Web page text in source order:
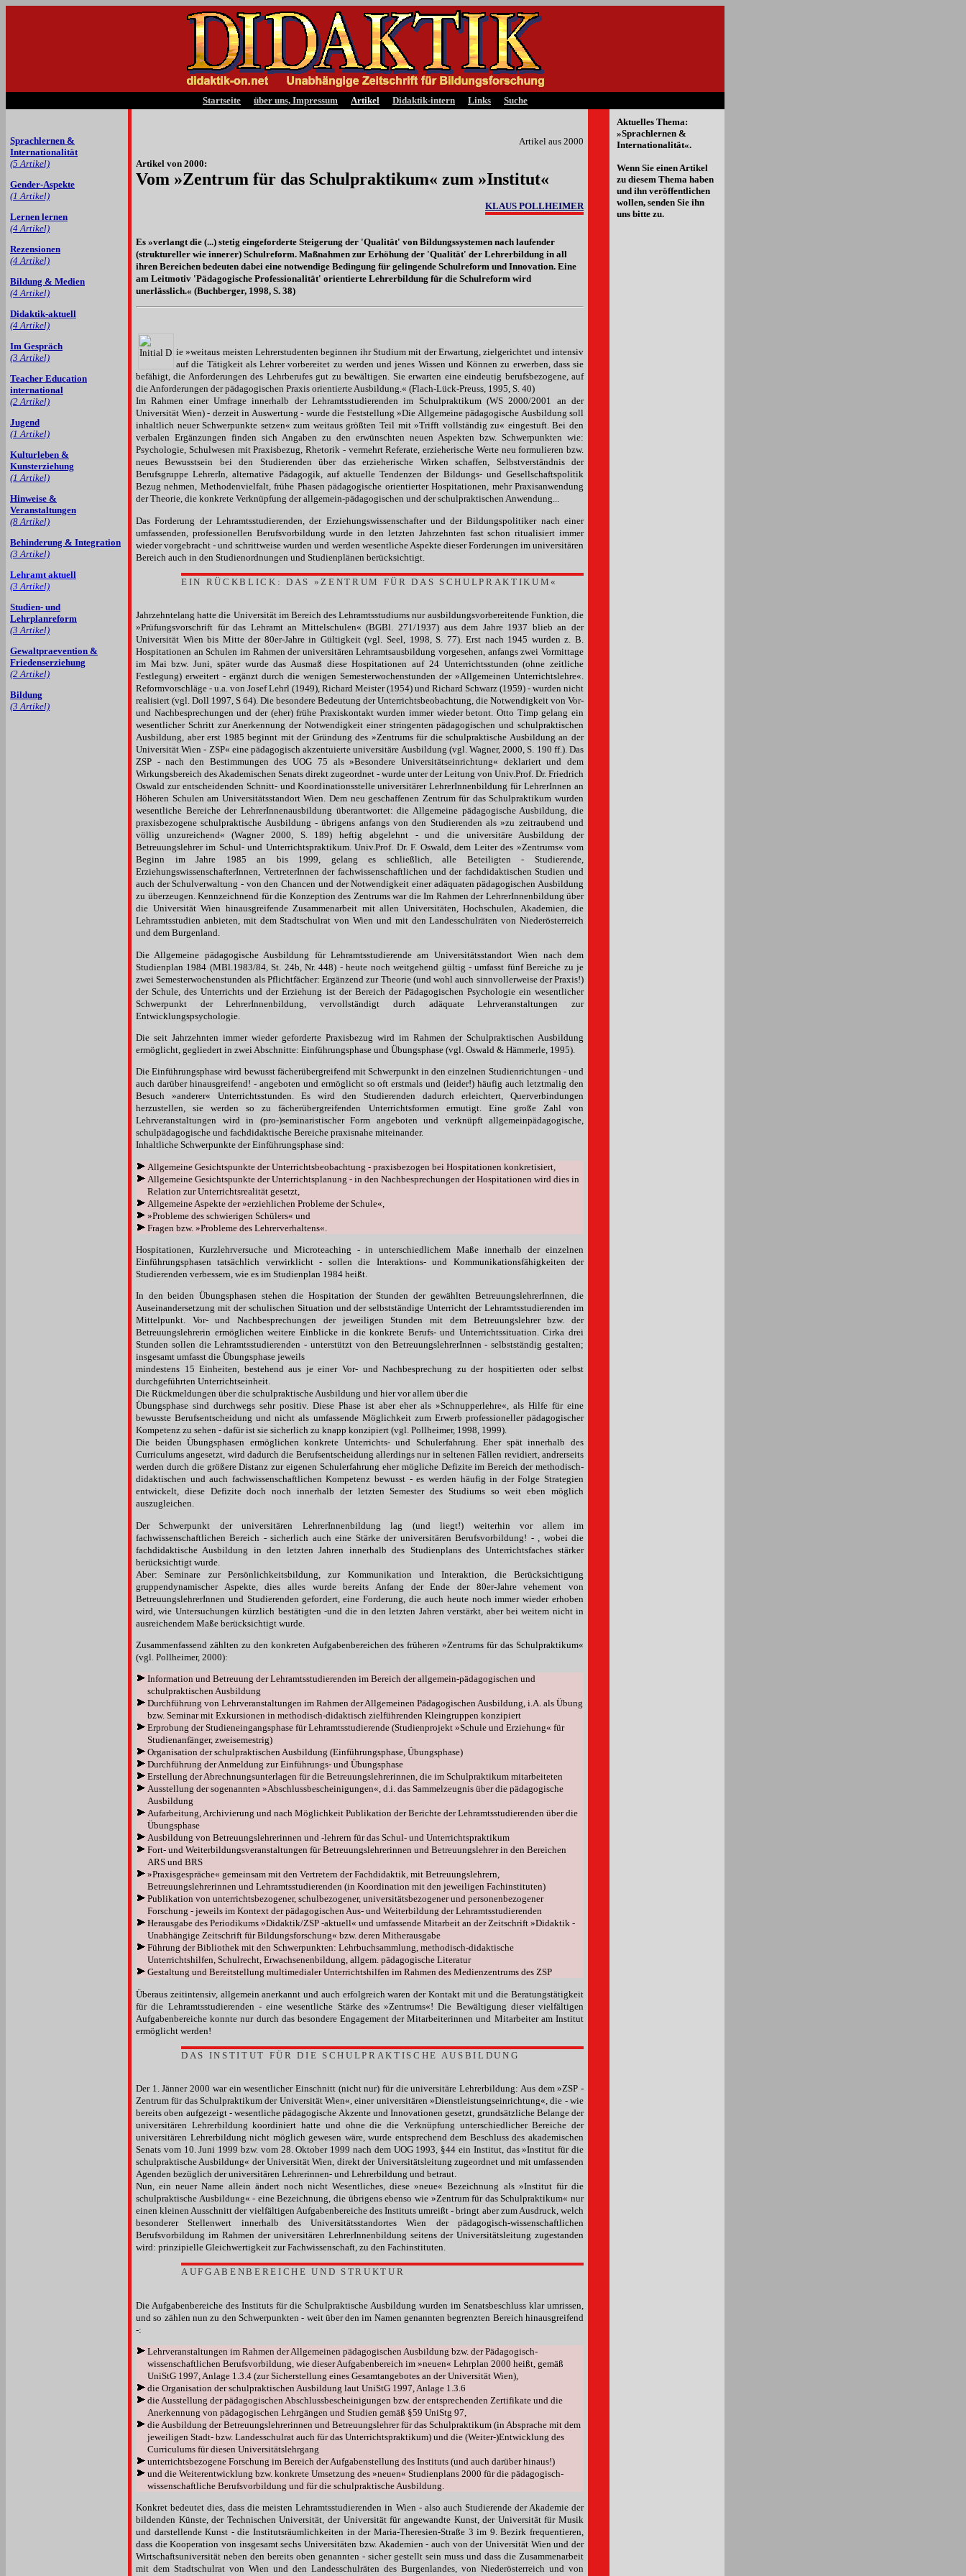
Startseite über uns, Impressum Artikel Didaktik-intern Links Suche
Sprachlernen &
Internationalität
(5 Artikel)
Gender-Aspekte
(1 Artikel)
Lernen lernen
(4 Artikel)
Rezensionen
(4 Artikel)
Bildung & Medien
(4 Artikel)
Didaktik-aktuell
(4 Artikel)
Im Gespräch
(3 Artikel)
Teacher Education
international
(2 Artikel)
Jugend
(1 Artikel)
Kulturleben &
Kunsterziehung
(1 Artikel)
Hinweise &
Veranstaltungen
(8 Artikel)
Behinderung & Integration
(3 Artikel)
Lehramt aktuell
(3 Artikel)
Studien- und
Lehrplanreform
(3 Artikel)
Gewaltpraevention &
Friedenserziehung
(2 Artikel)
Bildung
(3 Artikel)
Artikel aus 2000
Artikel von 2000:
Vom »Zentrum für das Schulpraktikum« zum »Institut«
KLAUS POLLHEIMER
Es »verlangt die (...) stetig eingeforderte Steigerung der 'Qualität' von Bildungssystemen nach laufender
(struktureller wie innerer) Schulreform. Maßnahmen zur Erhöhung der 'Qualität' der Lehrerbildung in all
ihren Bereichen bedeuten dabei eine notwendige Bedingung für gelingende Schulreform und Innovation. Eine
am Leitmotiv 'Pädagogische Professionalität' orientierte Lehrerbildung für die Schulreform wird
unerlässlich.« (Buchberger, 1998, S. 38)
ie »weitaus meisten Lehrerstudenten beginnen ihr Studium mit der Erwartung, zielgerichtet und intensiv
auf die Tätigkeit als Lehrer vorbereitet zu werden und jenes Wissen und Können zu erwerben, dass sie
befähigt, die Anforderungen des Lehrberufes gut zu bewältigen. Sie erwarten eine eindeutig berufsbezogene, auf
die Anforderungen der pädagogischen Praxis orientierte Ausbildung.« (Flach-Lück-Preuss, 1995, S. 40)
Im Rahmen einer Umfrage innerhalb der Lehramtsstudierenden im Schulpraktikum (WS 2000/2001 an der
Universität Wien) - derzeit in Auswertung - wurde die Feststellung »Die Allgemeine pädagogische Ausbildung soll
inhaltlich neuer Schwerpunkte setzen« zum weitaus größten Teil mit »Trifft vollständig zu« eingestuft. Bei den
verbalen Ergänzungen finden sich Angaben zu den erwünschten neuen Aspekten bzw. Schwerpunkten wie:
Psychologie, Schulwesen mit Praxisbezug, Rhetorik - vermehrt Referate, erzieherische Werte neu formulieren bzw.
neues Bewusstsein bei den Studierenden über das erzieherische Wirken schaffen, Selbstverständnis der
Berufsgruppe LehrerIn, alternative Pädagogik, auf aktuelle Tendenzen der Bildungs- und Gesellschaftspolitik
Bezug nehmen, Methodenvielfalt, frühe Phasen pädagogische orientierter Hospitationen, mehr Praxisanwendung
der Theorie, die konkrete Verknüpfung der allgemein-pädagogischen und der schulpraktischen Anwendung...
Das Forderung der Lehramtsstudierenden, der Erziehungswissenschafter und der Bildungspolitiker nach einer
umfassenden, professionellen Berufsvorbildung wurde in den letzten Jahrzehnten fast schon ritualisiert immer
wieder vorgebracht - und schrittweise wurden und werden wesentliche Aspekte dieser Forderungen im universitären
Bereich auch in den Studienordnungen und Studienplänen berücksichtigt.
EIN RÜCKBLICK: DAS »ZENTRUM FÜR DAS SCHULPRAKTIKUM«
Jahrzehntelang hatte die Universität im Bereich des Lehramtsstudiums nur ausbildungsvorbereitende Funktion, die
»Prüfungsvorschrift für das Lehramt an Mittelschulen« (BGBl. 271/1937) aus dem Jahre 1937 blieb an der
Universität Wien bis Mitte der 80er-Jahre in Gültigkeit (vgl. Seel, 1998, S. 77). Erst nach 1945 wurden z. B.
Hospitationen an Schulen im Rahmen der universitären Lehramtsausbildung vorgesehen, anfangs zwei Vormittage
im Mai bzw. Juni, später wurde das Ausmaß diese Hospitationen auf 24 Unterrichtsstunden (ohne zeitliche
Festlegung) erweitert - ergänzt durch die wenigen Semesterwochenstunden der »Allgemeinen Unterrichtslehre«.
Reformvorschläge - u.a. von Josef Lehrl (1949), Richard Meister (1954) und Richard Schwarz (1959) - wurden nicht
realisiert (vgl. Doll 1997, S 64). Die besondere Bedeutung der Unterrichtsbeobachtung, die Notwendigkeit von Vor-
und Nachbesprechungen und der (eher) frühe Praxiskontakt wurden immer wieder betont. Otto Timp gelang ein
wesentlicher Schritt zur Anerkennung der Notwendigkeit einer stringenten pädagogischen und schulpraktischen
Ausbildung, aber erst 1985 beginnt mit der Gründung des »Zentrums für die schulpraktische Ausbildung an der
Universität Wien - ZSP« eine pädagogisch akzentuierte universitäre Ausbildung (vgl. Wagner, 2000, S. 190 ff.). Das
ZSP - nach den Bestimmungen des UOG 75 als »Besondere Universitätseinrichtung« deklariert und dem
Wirkungsbereich des Akademischen Senats direkt zugeordnet - wurde unter der Leitung von Univ.Prof. Dr. Friedrich
Oswald zur entscheidenden Schnitt- und Koordinationsstelle universitärer LehrerInnenbildung für LehrerInnen an
Höheren Schulen am Universitätsstandort Wien. Dem neu geschaffenen Zentrum für das Schulpraktikum wurden
wesentliche Bereiche der LehrerInnenausbildung überantwortet: die Allgemeine pädagogische Ausbildung, die
praxisbezogene schulpraktische Ausbildung - übrigens anfangs von den Studierenden als »zu zeitraubend und
völlig unzureichend« (Wagner 2000, S. 189) heftig abgelehnt - und die universitäre Ausbildung der
Betreuungslehrer im Schul- und Unterrichtspraktikum. Univ.Prof. Dr. F. Oswald, dem Leiter des »Zentrums« vom
Beginn im Jahre 1985 an bis 1999, gelang es schließlich, alle Beteiligten - Studierende,
ErziehungswissenschafterInnen, VertreterInnen der fachwissenschaftlichen und der fachdidaktischen Studien und
auch der Schulverwaltung - von den Chancen und der Notwendigkeit einer adäquaten pädagogischen Ausbildung
zu überzeugen. Kennzeichnend für die Konzeption des Zentrums war die Im Rahmen der LehrerInnenbildung über
die Universität Wien hinausgreifende Zusammenarbeit mit allen Universitäten, Hochschulen, Akademien, die
Lehramtsstudien anbieten, mit dem Stadtschulrat von Wien und mit den Landesschulräten von Niederösterreich
und dem Burgenland.
Die Allgemeine pädagogische Ausbildung für Lehramtsstudierende am Universitätsstandort Wien nach dem
Studienplan 1984 (MBl.1983/84, St. 24b, Nr. 448) - heute noch weitgehend gültig - umfasst fünf Bereiche zu je
zwei Semesterwochenstunden als Pflichtfächer: Ergänzend zur Theorie (und wohl auch sinnvollerweise der Praxis!)
der Schule, des Unterrichts und der Erziehung ist der Bereich der Pädagogischen Psychologie ein wesentlicher
Schwerpunkt der LehrerInnenbildung, vervollständigt durch adäquate Lehrveranstaltungen zur
Entwicklungspsychologie.
Die seit Jahrzehnten immer wieder geforderte Praxisbezug wird im Rahmen der Schulpraktischen Ausbildung
ermöglicht, gegliedert in zwei Abschnitte: Einführungsphase und Übungsphase (vgl. Oswald & Hämmerle, 1995).
Die Einführungsphase wird bewusst fächerübergreifend mit Schwerpunkt in den einzelnen Studienrichtungen - und
auch darüber hinausgreifend! - angeboten und ermöglicht so oft erstmals und (leider!) häufig auch letztmalig den
Besuch »anderer« Unterrichtsstunden. Es wird den Studierenden dadurch erleichtert, Querverbindungen
herzustellen, sie werden so zu fächerübergreifenden Unterrichtsformen ermutigt. Eine große Zahl von
Lehrveranstaltungen wird in (pro-)seminaristischer Form angeboten und verknüpft allgemeinpädagogische,
schulpädagogische und fachdidaktische Bereiche praxisnahe miteinander.
Inhaltliche Schwerpunkte der Einführungsphase sind:
Allgemeine Gesichtspunkte der Unterrichtsbeobachtung - praxisbezogen bei Hospitationen konkretisiert,
Allgemeine Gesichtspunkte der Unterrichtsplanung - in den Nachbesprechungen der Hospitationen wird dies in
Relation zur Unterrichtsrealität gesetzt,
Allgemeine Aspekte der »erziehlichen Probleme der Schule«,
»Probleme des schwierigen Schülers« und
Fragen bzw. »Probleme des Lehrerverhaltens«.
Hospitationen, Kurzlehrversuche und Microteaching - in unterschiedlichem Maße innerhalb der einzelnen
Einführungsphasen tatsächlich verwirklicht - sollen die Interaktions- und Kommunikationsfähigkeiten der
Studierenden verbessern, wie es im Studienplan 1984 heißt.
In den beiden Übungsphasen stehen die Hospitation der Stunden der gewählten BetreuungslehrerInnen, die
Auseinandersetzung mit der schulischen Situation und der selbstständige Unterricht der Lehramtsstudierenden im
Mittelpunkt. Vor- und Nachbesprechungen der jeweiligen Stunden mit dem Betreuungslehrer bzw. der
Betreuungslehrerin ermöglichen weitere Einblicke in die konkrete Berufs- und Unterrichtssituation. Cirka drei
Stunden sollen die Lehramtsstudierenden - unterstützt von den BetreuungslehrerInnen - selbstständig gestalten;
insgesamt umfasst die Übungsphase jeweils
mindestens 15 Einheiten, bestehend aus je einer Vor- und Nachbesprechung zu der hospitierten oder selbst
durchgeführten Unterrichtseinheit.
Die Rückmeldungen über die schulpraktische Ausbildung und hier vor allem über die
Übungsphase sind durchwegs sehr positiv. Diese Phase ist aber eher als »Schnupperlehre«, als Hilfe für eine
bewusste Berufsentscheidung und nicht als umfassende Möglichkeit zum Erwerb professioneller pädagogischer
Kompetenz zu sehen - dafür ist sie sicherlich zu knapp konzipiert (vgl. Pollheimer, 1998, 1999).
Die beiden Übungsphasen ermöglichen konkrete Unterrichts- und Schulerfahrung. Eher spät innerhalb des
Curriculums angesetzt, wird dadurch die Berufsentscheidung allerdings nur in seltenen Fällen revidiert, andrerseits
werden durch die größere Distanz zur eigenen Schulerfahrung eher mögliche Defizite im Bereich der methodisch-
didaktischen und auch fachwissenschaftlichen Kompetenz bewusst - es werden häufig in der Folge Strategien
entwickelt, diese Defizite doch noch innerhalb der letzten Semester des Studiums so weit eben möglich
auszugleichen.
Der Schwerpunkt der universitären LehrerInnenbildung lag (und liegt!) weiterhin vor allem im
fachwissenschaftlichen Bereich - sicherlich auch eine Stärke der universitären Berufsvorbildung! - , wobei die
fachdidaktische Ausbildung in den letzten Jahren innerhalb des Studienplans des Unterrichtsfaches stärker
berücksichtigt wurde.
Aber: Seminare zur Persönlichkeitsbildung, zur Kommunikation und Interaktion, die Berücksichtigung
gruppendynamischer Aspekte, dies alles wurde bereits Anfang der Ende der 80er-Jahre vehement von
BetreuungslehrerInnen und Studierenden gefordert, eine Forderung, die auch heute noch immer wieder erhoben
wird, wie Untersuchungen kürzlich bestätigten -und die in den letzten Jahren verstärkt, aber bei weitem nicht in
ausreichendem Maße berücksichtigt wurde.
Zusammenfassend zählten zu den konkreten Aufgabenbereichen des früheren »Zentrums für das Schulpraktikum«
(vgl. Pollheimer, 2000):
Information und Betreuung der Lehramtsstudierenden im Bereich der allgemein-pädagogischen und
schulpraktischen Ausbildung
Durchführung von Lehrveranstaltungen im Rahmen der Allgemeinen Pädagogischen Ausbildung, i.A. als Übung
bzw. Seminar mit Exkursionen in methodisch-didaktisch zielführenden Kleingruppen konzipiert
Erprobung der Studieneingangsphase für Lehramtsstudierende (Studienprojekt »Schule und Erziehung« für
Studienanfänger, zweisemestrig)
Organisation der schulpraktischen Ausbildung (Einführungsphase, Übungsphase)
Durchführung der Anmeldung zur Einführungs- und Übungsphase
Erstellung der Abrechnungsunterlagen für die Betreuungslehrerinnen, die im Schulpraktikum mitarbeiteten
Ausstellung der sogenannten »Abschlussbescheinigungen«, d.i. das Sammelzeugnis über die pädagogische
Ausbildung
Aufarbeitung, Archivierung und nach Möglichkeit Publikation der Berichte der Lehramtsstudierenden über die
Übungsphase
Ausbildung von Betreuungslehrerinnen und -lehrern für das Schul- und Unterrichtspraktikum
Fort- und Weiterbildungsveranstaltungen für Betreuungslehrerinnen und Betreuungslehrer in den Bereichen
ARS und BRS
»Praxisgespräche« gemeinsam mit den Vertretern der Fachdidaktik, mit Betreuungslehrern,
Betreuungslehrerinnen und Lehramtsstudierenden (in Koordination mit den jeweiligen Fachinstituten)
Publikation von unterrichtsbezogener, schulbezogener, universitätsbezogener und personenbezogener
Forschung - jeweils im Kontext der pädagogischen Aus- und Weiterbildung der Lehramtsstudierenden
Herausgabe des Periodikums »Didaktik/ZSP -aktuell« und umfassende Mitarbeit an der Zeitschrift »Didaktik -
Unabhängige Zeitschrift für Bildungsforschung« bzw. deren Mitherausgabe
Führung der Bibliothek mit den Schwerpunkten: Lehrbuchsammlung, methodisch-didaktische
Unterrichtshilfen, Schulrecht, Erwachsenenbildung, allgem. pädagogische Literatur
Gestaltung und Bereitstellung multimedialer Unterrichtshilfen im Rahmen des Medienzentrums des ZSP
Überaus zeitintensiv, allgemein anerkannt und auch erfolgreich waren der Kontakt mit und die Beratungstätigkeit
für die Lehramtsstudierenden - eine wesentliche Stärke des »Zentrums«! Die Bewältigung dieser vielfältigen
Aufgabenbereiche konnte nur durch das besondere Engagement der Mitarbeiterinnen und Mitarbeiter am Institut
ermöglicht werden!
DAS INSTITUT FÜR DIE SCHULPRAKTISCHE AUSBILDUNG
Der 1. Jänner 2000 war ein wesentlicher Einschnitt (nicht nur) für die universitäre Lehrerbildung: Aus dem »ZSP -
Zentrum für das Schulpraktikum der Universität Wien«, einer universitären »Dienstleistungseinrichtung«, die - wie
bereits oben aufgezeigt - wesentliche pädagogische Akzente und Innovationen gesetzt, grundsätzliche Belange der
universitären Lehrerbildung koordiniert hatte und ohne die die Verknüpfung unterschiedlicher Bereiche der
universitären Lehrerbildung nicht möglich gewesen wäre, wurde entsprechend dem Beschluss des akademischen
Senats vom 10. Juni 1999 bzw. vom 28. Oktober 1999 nach dem UOG 1993, §44 ein Institut, das »Institut für die
schulpraktische Ausbildung« der Universität Wien, direkt der Universitätsleitung zugeordnet und mit umfassenden
Agenden bezüglich der universitären Lehrerinnen- und Lehrerbildung und betraut.
Nun, ein neuer Name allein ändert noch nicht Wesentliches, diese »neue« Bezeichnung als »Institut für die
schulpraktische Ausbildung« - eine Bezeichnung, die übrigens ebenso wie »Zentrum für das Schulpraktikum« nur
einen kleinen Ausschnitt der vielfältigen Aufgabenbereiche des Instituts umreißt - bringt aber zum Ausdruck, welch
besonderer Stellenwert innerhalb des Universitätsstandortes Wien der pädagogisch-wissenschaftlichen
Berufsvorbildung im Rahmen der universitären LehrerInnenbildung seitens der Universitätsleitung zugestanden
wird: prinzipielle Gleichwertigkeit zur Fachwissenschaft, zu den Fachinstituten.
AUFGABENBEREICHE UND STRUKTUR
Die Aufgabenbereiche des Instituts für die Schulpraktische Ausbildung wurden im Senatsbeschluss klar umrissen,
und so zählen nun zu den Schwerpunkten - weit über den im Namen genannten begrenzten Bereich hinausgreifend
-:
Lehrveranstaltungen im Rahmen der Allgemeinen pädagogischen Ausbildung bzw. der Pädagogisch-
wissenschaftlichen Berufsvorbildung, wie dieser Aufgabenbereich im »neuen« Lehrplan 2000 heißt, gemäß
UniStG 1997, Anlage 1.3.4 (zur Sicherstellung eines Gesamtangebotes an der Universität Wien),
die Organisation der schulpraktischen Ausbildung laut UniStG 1997, Anlage 1.3.6
die Ausstellung der pädagogischen Abschlussbescheinigungen bzw. der entsprechenden Zertifikate und die
Anerkennung von pädagogischen Lehrgängen und Studien gemäß §59 UniStg 97,
die Ausbildung der Betreuungslehrerinnen und Betreuungslehrer für das Schulpraktikum (in Absprache mit dem
jeweiligen Stadt- bzw. Landesschulrat auch für das Unterrichtspraktikum) und die (Weiter-)Entwicklung des
Curriculums für diesen Universitätslehrgang
unterrichtsbezogene Forschung im Bereich der Aufgabenstellung des Instituts (und auch darüber hinaus!)
und die Weiterentwicklung bzw. konkrete Umsetzung des »neuen« Studienplans 2000 für die pädagogisch-
wissenschaftliche Berufsvorbildung und für die schulpraktische Ausbildung.
Konkret bedeutet dies, dass die meisten Lehramtsstudierenden in Wien - also auch Studierende der Akademie der
bildenden Künste, der Technischen Universität, der Universität für angewandte Kunst, der Universität für Musik
und darstellende Kunst - die Institutsräumlichkeiten in der Maria-Theresien-Straße 3 im 9. Bezirk frequentieren,
dass die Kooperation von insgesamt sechs Universitäten bzw. Akademien - auch von der Universität Wien und der
Wirtschaftsuniversität neben den bereits oben genannten - sicher gestellt sein muss und dass die Zusammenarbeit
mit dem Stadtschulrat von Wien und den Landesschulräten des Burgenlandes, von Niederösterreich und von
Aktuelles Thema:
»Sprachlernen &
Internationalität«.
Wenn Sie einen Artikel
zu diesem Thema haben
und ihn veröffentlichen
wollen, senden Sie ihn
uns bitte zu.